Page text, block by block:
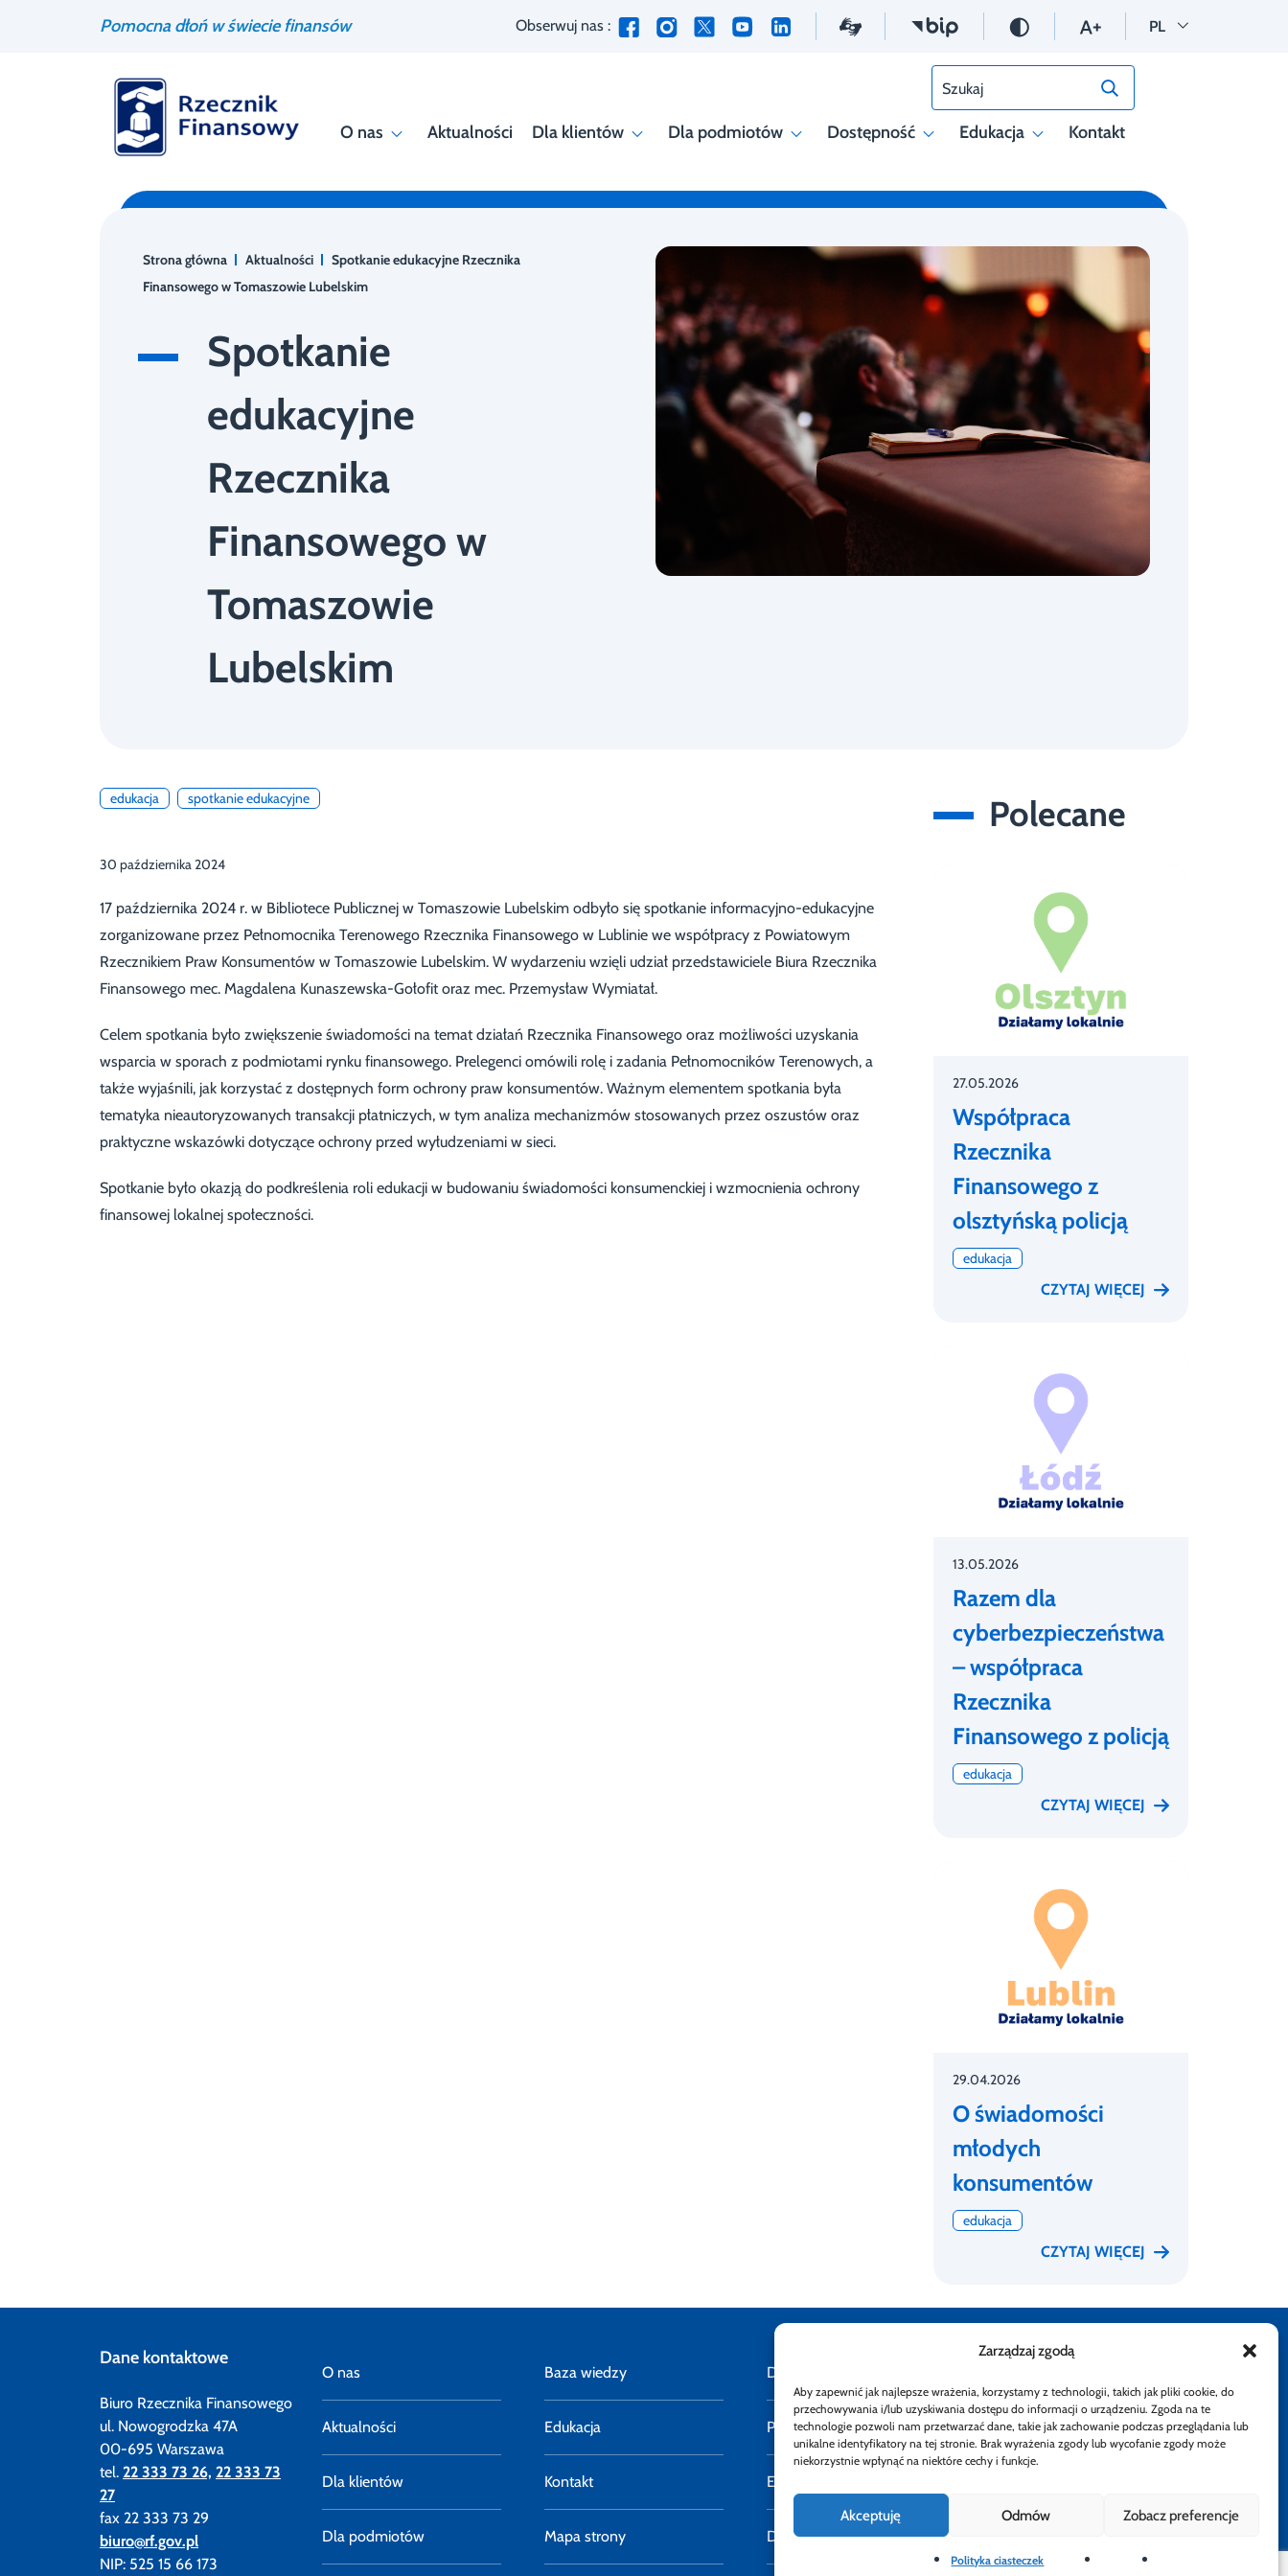
Zarządzaj zgodą
Aby zapewnić jak najlepsze wrażenia, korzystamy z technologii, takich jak pliki cookie, do
przechowywania i/lub uzyskiwania dostępu do informacji o urządzeniu. Zgoda na te
technologie pozwoli nam przetwarzać dane, takie jak zachowanie podczas przeglądania lub
unikalne identyfikatory na tej stronie. Brak wyrażenia zgody lub wycofanie zgody może
niekorzystnie wpłynąć na niektóre cechy i funkcje.
Akceptuję Odmów Zobacz preferencje
Polityka ciasteczek
Pomocna dłoń w świecie finansów Obserwuj nas : PL Wersja polska
O nas Aktualności Dla klientów Dla podmiotów Dostępność Edukacja Kontakt
Szukaj
Strona główna Aktualności
Spotkanie edukacyjne Rzecznika
Finansowego w Tomaszowie Lubelskim
Spotkanie
edukacyjne
Rzecznika
Finansowego w
Tomaszowie
Lubelskim
edukacja spotkanie edukacyjne
30 października 2024
17 października 2024 r. w Bibliotece Publicznej w Tomaszowie Lubelskim odbyło się spotkanie informacyjno-edukacyjne
zorganizowane przez Pełnomocnika Terenowego Rzecznika Finansowego w Lublinie we współpracy z Powiatowym
Rzecznikiem Praw Konsumentów w Tomaszowie Lubelskim. W wydarzeniu wzięli udział przedstawiciele Biura Rzecznika
Finansowego mec. Magdalena Kunaszewska-Gołofit oraz mec. Przemysław Wymiatał.
Celem spotkania było zwiększenie świadomości na temat działań Rzecznika Finansowego oraz możliwości uzyskania
wsparcia w sporach z podmiotami rynku finansowego. Prelegenci omówili rolę i zadania Pełnomocników Terenowych, a
także wyjaśnili, jak korzystać z dostępnych form ochrony praw konsumentów. Ważnym elementem spotkania była
tematyka nieautoryzowanych transakcji płatniczych, w tym analiza mechanizmów stosowanych przez oszustów oraz
praktyczne wskazówki dotyczące ochrony przed wyłudzeniami w sieci.
Spotkanie było okazją do podkreślenia roli edukacji w budowaniu świadomości konsumenckiej i wzmocnienia ochrony
finansowej lokalnej społeczności.
Polecane
27.05.2026
Współpraca
Rzecznika
Finansowego z
olsztyńską policją
edukacja
CZYTAJ WIĘCEJ
13.05.2026
Razem dla
cyberbezpieczeństwa
– współpraca
Rzecznika
Finansowego z policją
edukacja
CZYTAJ WIĘCEJ
29.04.2026
O świadomości
młodych
konsumentów
edukacja
CZYTAJ WIĘCEJ
Dane kontaktowe
Biuro Rzecznika Finansowego
ul. Nowogrodzka 47A
00-695 Warszawa
tel. 22 333 73 26, 22 333 73
27
fax 22 333 73 29
biuro@rf.gov.pl
NIP: 525 15 66 173
O nas
Aktualności
Dla klientów
Dla podmiotów
Baza wiedzy
Edukacja
Kontakt
Mapa strony
Deklaracja dostępności
Polityka prywatności
E-faktury
Dostępność